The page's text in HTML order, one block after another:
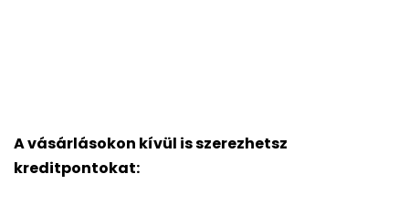
A vásárlásokon kívül is szerezhetsz
kreditpontokat: